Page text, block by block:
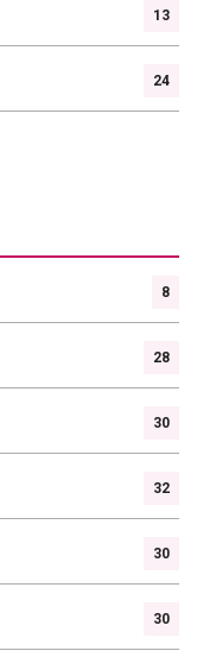
13
24
8
28
30
32
30
30